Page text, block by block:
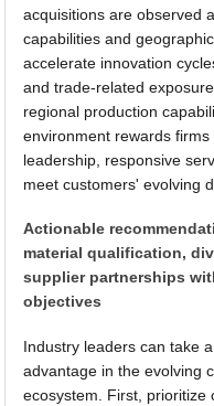
acquisitions are observed
capabilities and
accelerate innovation
and trade-related
regional production
environment rewards
leadership, responsive
meet customers' evolving
Actionable
material qualification,
supplier partnerships
objectives
Industry leaders can take
advantage in the evolving
ecosystem. First, prioritize